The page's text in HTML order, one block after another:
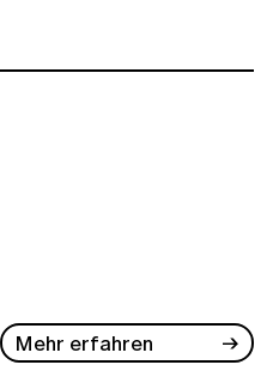
Mehr erfahren